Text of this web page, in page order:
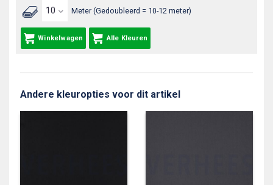
Meter (Gedoubleerd = 10-12 meter)
Winkelwagen Alle Kleuren
Andere kleuropties voor dit artikel